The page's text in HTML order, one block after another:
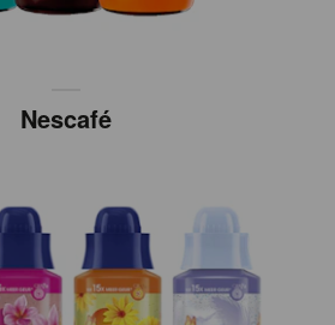
Nescafé